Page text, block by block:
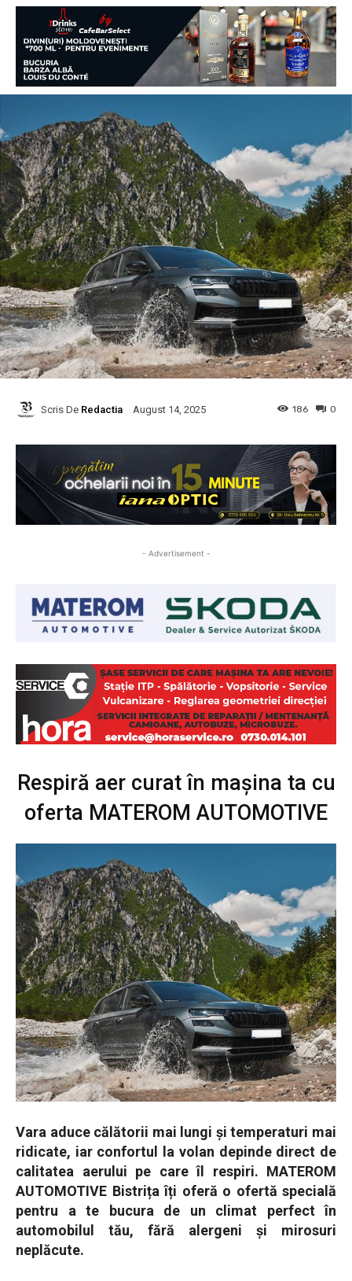
Scris De Redactia August 14, 2025 0
186
- Advertisement -
Respiră aer curat în mașina ta cu
oferta MATEROM AUTOMOTIVE
Vara aduce călătorii mai lungi și temperaturi mai
ridicate, iar confortul la volan depinde direct de
calitatea aerului pe care îl respiri. MATEROM
AUTOMOTIVE Bistrița îți oferă o ofertă specială
pentru a te bucura de un climat perfect în
automobilul tău, fără alergeni și mirosuri
neplăcute.